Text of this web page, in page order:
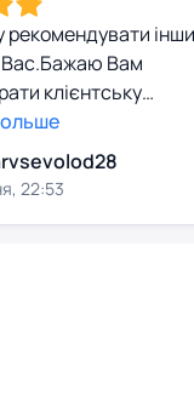
Вам
клієнтську
таких адекватних
консультантів
22:53